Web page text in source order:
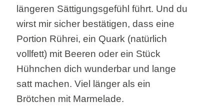
längeren Sättigungsgefühl führt. Und du
wirst mir sicher bestätigen, dass eine
Portion Rührei, ein Quark (natürlich
vollfett) mit Beeren oder ein Stück
Hühnchen dich wunderbar und lange
satt machen. Viel länger als ein
Brötchen mit Marmelade.